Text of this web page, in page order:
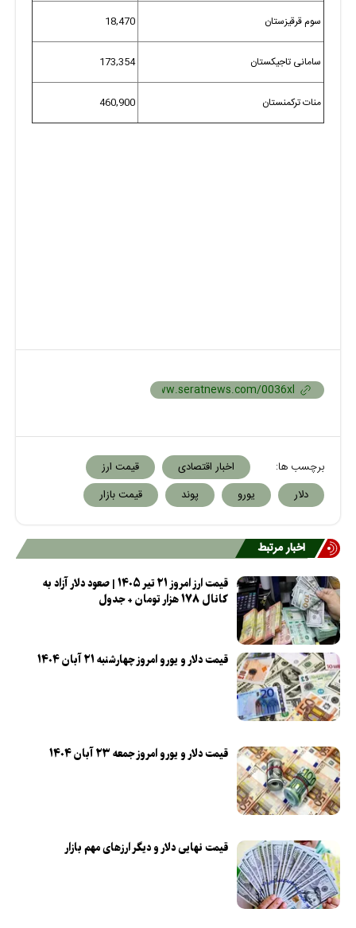
سوم قرقیزستان 18,470
سامانی تاجیکستان 173,354
منات ترکمنستان 460,900
برچسب ها: اخبار اقتصادی
قیمت ارز
دلار
یورو پوند قیمت بازار
اخبار مرتبط
قیمت ارز امروز ۲۱ تیر ۱۴۰۵ | صعود دلار آزاد به
کانال ۱۷۸ هزار تومان + جدول
قیمت دلار و یورو امروز چهارشنبه ۲۱ آبان ۱۴۰۴
قیمت دلار و یورو امروز جمعه ۲۳ آبان ۱۴۰۴
قیمت نهایی دلار و دیگر ارزهای مهم بازار